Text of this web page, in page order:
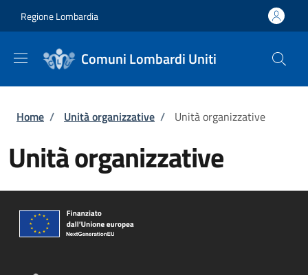
Regione Lombardia
Comuni Lombardi Uniti
Briciole di pane
Home / Unità organizzative / Unità organizzative
Unità organizzative